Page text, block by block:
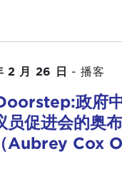
2 月 26 日 - 播客
政府
员促进会的奥
Aubrey Cox